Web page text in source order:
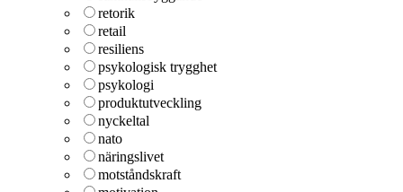
retorik
retail
resiliens
psykologisk trygghet
psykologi
produktutveckling
nyckeltal
nato
näringslivet
motståndskraft